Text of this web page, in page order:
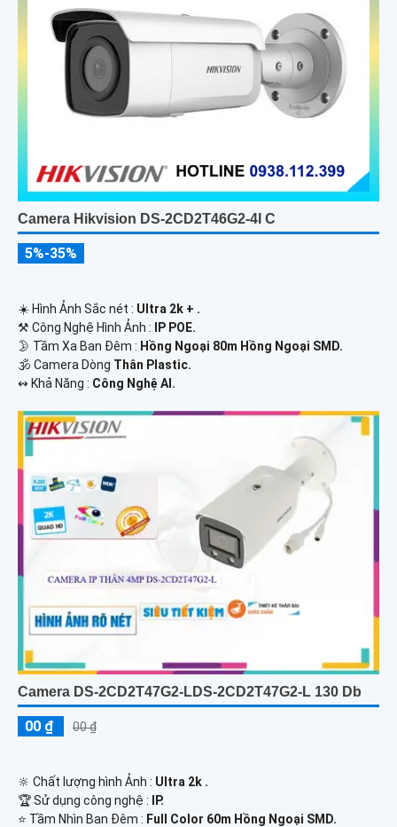
Camera Hikvision DS-2CD2T46G2-4I C
5%-35%
☀️ Hình Ảnh Sắc nét : Ultra 2k + .
⚒ Công Nghệ Hình Ảnh :
IP POE.
🌛 Tầm Xa Ban Đêm : Hồng Ngoại 80m Hồng Ngoại SMD.
🕉️ Camera Dòng Thân Plastic.
️↭ Khả Năng : Công Nghệ AI.
Camera DS-2CD2T47G2-LDS-2CD2T47G2-L 130 Db
00 ₫ 00 ₫
🔆 Chất lượng hình Ảnh : Ultra 2k .
🏆 Sử dụng công nghệ :
IP.
⭐ Tầm Nhìn Ban Đêm : Full Color 60m Hồng Ngoại SMD.